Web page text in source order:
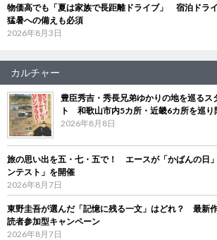
物価高でも「夏は家族で長距離ドライブ」 宿泊ドラ
猛暑への備えも必須
2026年8月3日
カルチャー
豊臣秀吉・秀長兄弟ゆかりの地を巡るス
ト 和歌山市内5カ所・近畿6カ所を巡り
2026年8月8日
旅の思い出を五・七・五で！ エースが「かばんの日
ンテスト」を開催
2026年8月7日
東野圭吾が選んだ「記憶に残る一文」はどれ？ 最新
読者参加型キャンペーン
2026年8月7日